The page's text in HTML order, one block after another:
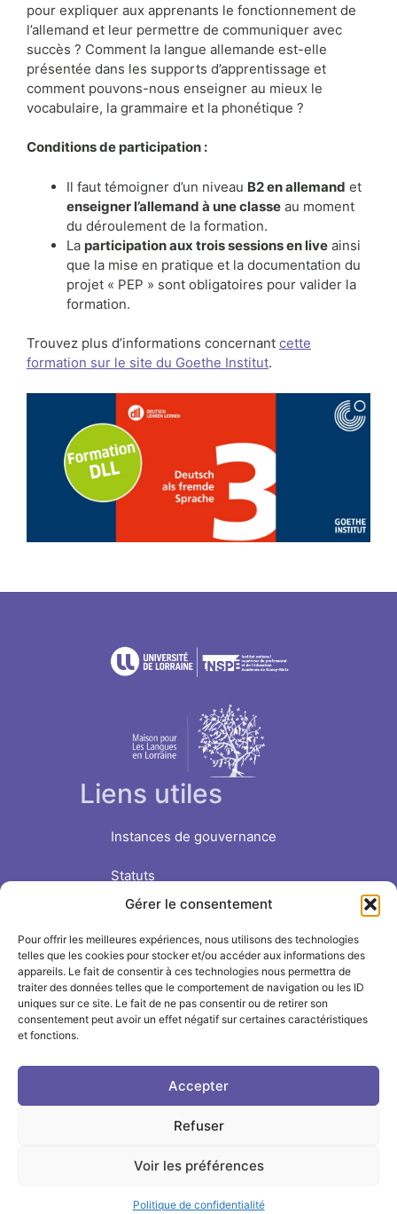
Gérer le consentement
Pour offrir les meilleures expériences, nous utilisons des technologies
telles que les cookies pour stocker et/ou accéder aux informations des
appareils. Le fait de consentir à ces technologies nous permettra de
traiter des données telles que le comportement de navigation ou les ID
uniques sur ce site. Le fait de ne pas consentir ou de retirer son
consentement peut avoir un effet négatif sur certaines caractéristiques
et fonctions.
Accepter
Refuser
Voir les préférences
Politique de confidentialité
pour expliquer aux apprenants le fonctionnement de
l’allemand et leur permettre de communiquer avec
succès ? Comment la langue allemande est-elle
présentée dans les supports d’apprentissage et
comment pouvons-nous enseigner au mieux le
vocabulaire, la grammaire et la phonétique ?
Conditions de participation :
Il faut témoigner d’un niveau B2 en allemand et
enseigner l’allemand à une classe au moment
du déroulement de la formation.
La participation aux trois sessions en live ainsi
que la mise en pratique et la documentation du
projet « PEP » sont obligatoires pour valider la
formation.
Trouvez plus d’informations concernant cette
formation sur le site du Goethe Institut.
Liens utiles
Instances de gouvernance
Statuts
Nous soutenir
Suivre l'INSPÉ sur
LinkedIn
Instagram
Plan du site-Aide à la navigation
d'accessibilité